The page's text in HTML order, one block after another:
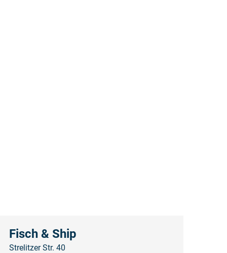
Fisch & Ship
Strelitzer Str. 40